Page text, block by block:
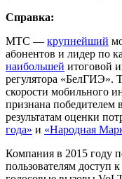
Справка:
МТС — крупнейший
абонентов и лидер по
наибольшей итоговой
регулятора «БелГИЭ».
скорости мобильного
признана победителем
результатам оценки
года» и «Народная
Компания в 2015 году
пользователям доступ